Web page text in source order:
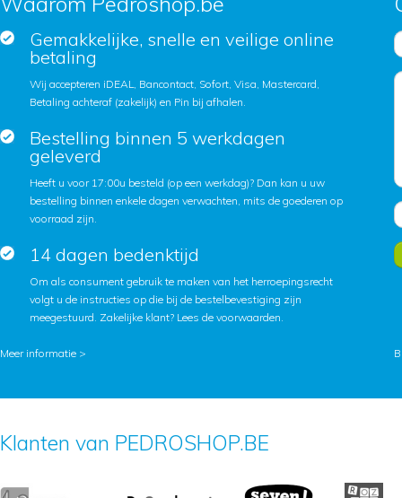
Gemakkelijke, snelle en veilige online
betaling
Wij accepteren iDEAL, Bancontact, Sofort, Visa, Mastercard,
Betaling achteraf (zakelijk) en Pin bij afhalen.
Bestelling binnen 5 werkdagen
geleverd
Heeft u voor 17:00u besteld (op een werkdag)? Dan kan u uw
bestelling binnen enkele dagen verwachten, mits de goederen op
voorraad zijn.
14 dagen bedenktijd
Om als consument gebruik te maken van het herroepingsrecht
volgt u de instructies op die bij de bestelbevestiging zijn
meegestuurd. Zakelijke klant? Lees de voorwaarden.
Meer informatie >
Klanten van PEDROSHOP.BE